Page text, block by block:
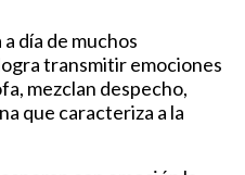
día de muchos
transmitir emociones
mezclan despecho,
que caracteriza a la